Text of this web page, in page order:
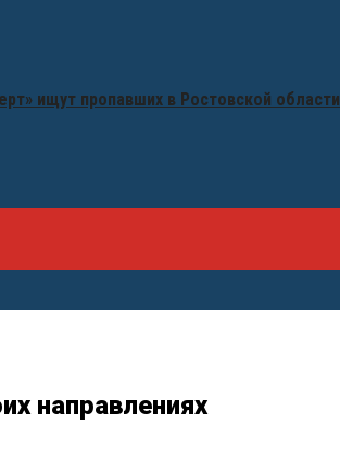
ищут пропавших в Ростовской области
направлениях